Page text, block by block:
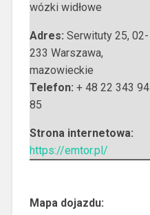
wózki widłowe
Adres: Serwituty 25, 02-
233 Warszawa,
mazowieckie
Telefon: + 48 22 343 94
85
Strona internetowa:
https://emtor.pl/
Mapa dojazdu: